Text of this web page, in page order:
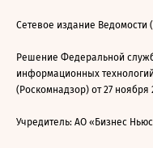
Сетевое издание Ведомости
Решение Федеральной
информационных
(Роскомнадзор) от 27 ноября
Учредитель: АО «Бизнес